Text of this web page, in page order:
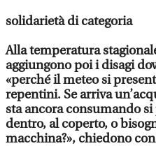
solidarietà di categoria
Alla temperatura
aggiungono poi i disagi
«perché il meteo si
repentini. Se arriva
sta ancora consumando
dentro, al coperto, o
macchina?», chiedono